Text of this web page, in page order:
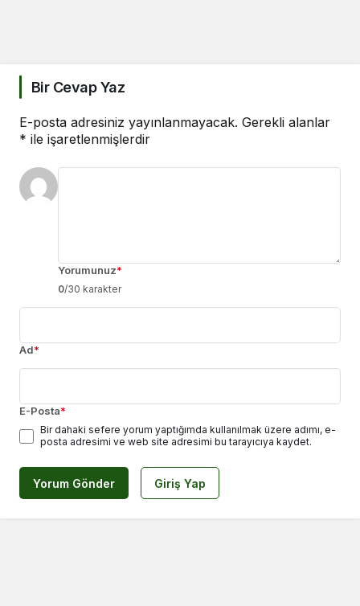
Bir Cevap Yaz
E-posta adresiniz yayınlanmayacak. Gerekli alanlar
* ile işaretlenmişlerdir
Yorumunuz*
0/30 karakter
Ad*
E-Posta*
Bir dahaki sefere yorum yaptığımda kullanılmak üzere adımı, e-
posta adresimi ve web site adresimi bu tarayıcıya kaydet.
Yorum Gönder Giriş Yap